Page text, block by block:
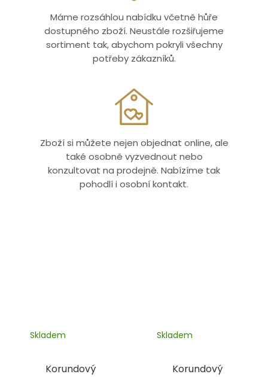
Máme rozsáhlou nabídku včetně hůře
dostupného zboží. Neustále rozšiřujeme
sortiment tak, abychom pokryli všechny
potřeby zákazníků.
Zboží si můžete nejen objednat online, ale
také osobně vyzvednout nebo
konzultovat na prodejně. Nabízíme tak
pohodlí i osobní kontakt.
Korundový
Skladem
Korundový
Skladem